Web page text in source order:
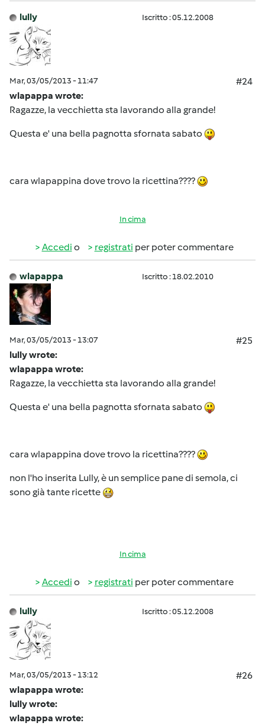
lully Iscritto : 05.12.2008
Mar, 03/05/2013 - 11:47
#24
wlapappa wrote:
Ragazze, la vecchietta sta lavorando alla grande!
Questa e' una bella pagnotta sfornata sabato
cara wlapappina dove trovo la ricettina????
In cima
Accedi o registrati per poter commentare
wlapappa Iscritto : 18.02.2010
Mar, 03/05/2013 - 13:07
#25
lully wrote:
wlapappa wrote:
Ragazze, la vecchietta sta lavorando alla grande!
Questa e' una bella pagnotta sfornata sabato
cara wlapappina dove trovo la ricettina????
non l'ho inserita Lully, è un semplice pane di semola, ci
sono già tante ricette
In cima
Accedi o registrati per poter commentare
lully Iscritto : 05.12.2008
Mar, 03/05/2013 - 13:12
#26
wlapappa wrote:
lully wrote:
wlapappa wrote: